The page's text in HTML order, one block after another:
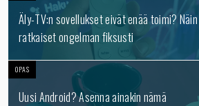
Äly-TV:n sovellukset eivät enää toimi? Näin
ratkaiset ongelman fiksusti
OPAS
Uusi Android? Asenna ainakin nämä